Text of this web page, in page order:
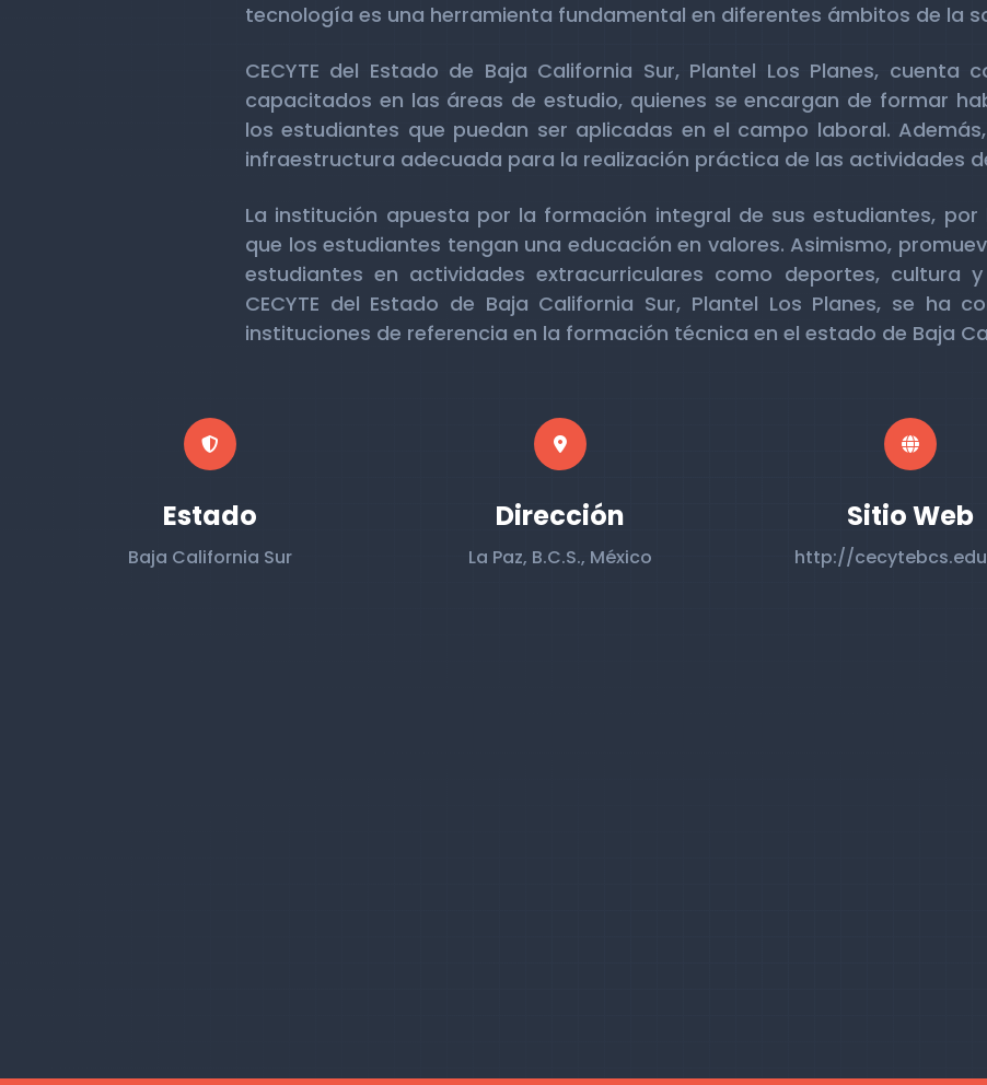
tecnología es una herramienta fundamental en diferentes ámbitos de la
CECYTE del Estado de Baja California Sur, Plantel Los Planes, cuenta
capacitados en las áreas de estudio, quienes se encargan de formar
los estudiantes que puedan ser aplicadas en el campo laboral.
infraestructura adecuada para la realización práctica de las actividades
La institución apuesta por la formación integral de sus estudiantes,
que los estudiantes tengan una educación en valores. Asimismo,
estudiantes en actividades extracurriculares como deportes, cultura
CECYTE del Estado de Baja California Sur, Plantel Los Planes, se ha
instituciones de referencia en la formación técnica en el estado de Baja
Estado
Baja California Sur
Dirección
La Paz, B.C.S., México
Sitio Web
http://